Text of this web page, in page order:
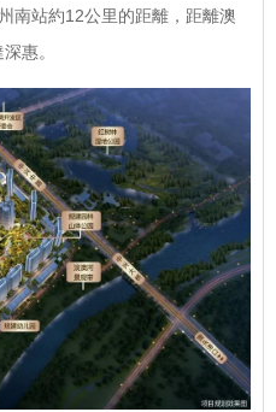
南站約12公里的距離，距離澳
惠。